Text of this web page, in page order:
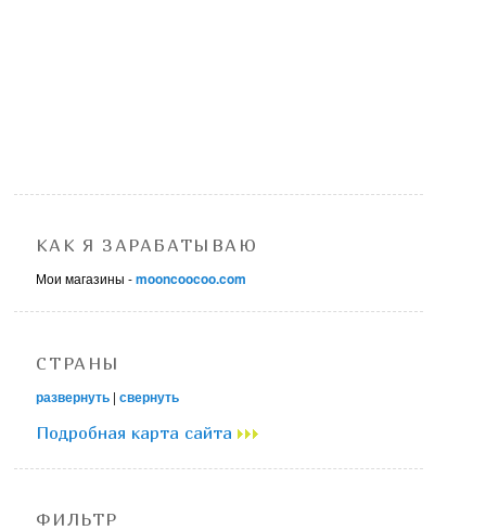
КАК Я ЗАРАБАТЫВАЮ
Мои магазины -mooncoocoo.com
СТРАНЫ
развернуть |свернуть
Подробная карта сайта
ФИЛЬТР